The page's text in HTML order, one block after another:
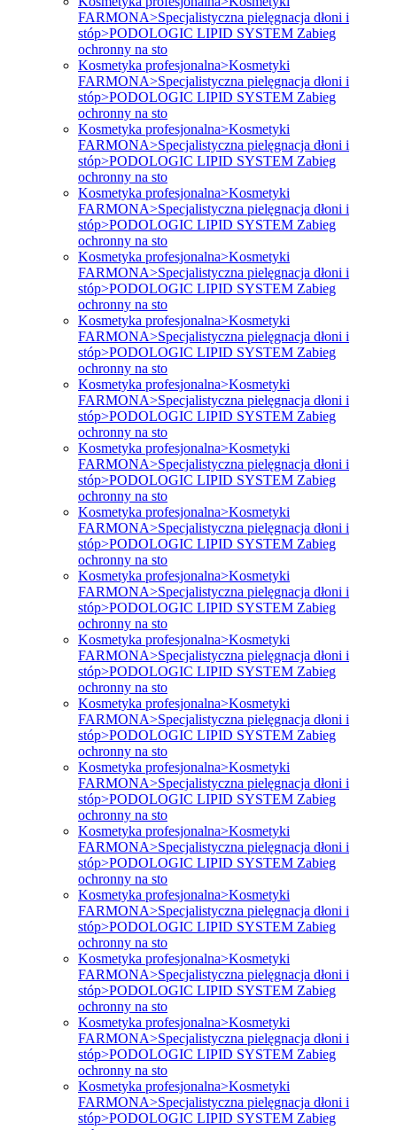
FARMONA>Specjalistyczna pielęgnacja dłoni i
stóp>PODOLOGIC LIPID SYSTEM Zabieg
ochronny na sto
Kosmetyka profesjonalna>Kosmetyki
FARMONA>Specjalistyczna pielęgnacja dłoni i
stóp>PODOLOGIC LIPID SYSTEM Zabieg
ochronny na sto
Kosmetyka profesjonalna>Kosmetyki
FARMONA>Specjalistyczna pielęgnacja dłoni i
stóp>PODOLOGIC LIPID SYSTEM Zabieg
ochronny na sto
Kosmetyka profesjonalna>Kosmetyki
FARMONA>Specjalistyczna pielęgnacja dłoni i
stóp>PODOLOGIC LIPID SYSTEM Zabieg
ochronny na sto
Kosmetyka profesjonalna>Kosmetyki
FARMONA>Specjalistyczna pielęgnacja dłoni i
stóp>PODOLOGIC LIPID SYSTEM Zabieg
ochronny na sto
Kosmetyka profesjonalna>Kosmetyki
FARMONA>Specjalistyczna pielęgnacja dłoni i
stóp>PODOLOGIC LIPID SYSTEM Zabieg
ochronny na sto
Kosmetyka profesjonalna>Kosmetyki
FARMONA>Specjalistyczna pielęgnacja dłoni i
stóp>PODOLOGIC LIPID SYSTEM Zabieg
ochronny na sto
Kosmetyka profesjonalna>Kosmetyki
FARMONA>Specjalistyczna pielęgnacja dłoni i
stóp>PODOLOGIC LIPID SYSTEM Zabieg
ochronny na sto
Kosmetyka profesjonalna>Kosmetyki
FARMONA>Specjalistyczna pielęgnacja dłoni i
stóp>PODOLOGIC LIPID SYSTEM Zabieg
ochronny na sto
Kosmetyka profesjonalna>Kosmetyki
FARMONA>Specjalistyczna pielęgnacja dłoni i
stóp>PODOLOGIC LIPID SYSTEM Zabieg
ochronny na sto
Kosmetyka profesjonalna>Kosmetyki
FARMONA>Specjalistyczna pielęgnacja dłoni i
stóp>PODOLOGIC LIPID SYSTEM Zabieg
ochronny na sto
Kosmetyka profesjonalna>Kosmetyki
FARMONA>Specjalistyczna pielęgnacja dłoni i
stóp>PODOLOGIC LIPID SYSTEM Zabieg
ochronny na sto
Kosmetyka profesjonalna>Kosmetyki
FARMONA>Specjalistyczna pielęgnacja dłoni i
stóp>PODOLOGIC LIPID SYSTEM Zabieg
ochronny na sto
Kosmetyka profesjonalna>Kosmetyki
FARMONA>Specjalistyczna pielęgnacja dłoni i
stóp>PODOLOGIC LIPID SYSTEM Zabieg
ochronny na sto
Kosmetyka profesjonalna>Kosmetyki
FARMONA>Specjalistyczna pielęgnacja dłoni i
stóp>PODOLOGIC LIPID SYSTEM Zabieg
ochronny na sto
Kosmetyka profesjonalna>Kosmetyki
FARMONA>Specjalistyczna pielęgnacja dłoni i
stóp>PODOLOGIC LIPID SYSTEM Zabieg
ochronny na sto
Kosmetyka profesjonalna>Kosmetyki
FARMONA>Specjalistyczna pielęgnacja dłoni i
stóp>PODOLOGIC LIPID SYSTEM Zabieg
ochronny na sto
Kosmetyka profesjonalna>Kosmetyki
FARMONA>Specjalistyczna pielęgnacja dłoni i
stóp>PODOLOGIC LIPID SYSTEM Zabieg